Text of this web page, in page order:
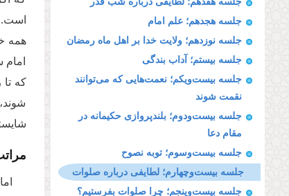
جلسه هجدهم؛ علم امام
جلسه نوزدهم؛ ولایت خدا بر اهل ماه رمضان
جلسه بیستم؛ آداب بندگی
جلسه بیست‌ویکم؛ نعمت‌هایی که می‌توانند
نقمت شوند
جلسه بیست‌ودوم؛ بلندپروازی حکیمانه در
مقام دعا
جلسه بیست‌وسوم؛ توبه نصوح
جلسه بیست‌وچهارم؛ لطایفی درباره صلوات
جلسه بیست‌وپنجم؛ چرا صلوات بفرستیم؟
است.
همه
که